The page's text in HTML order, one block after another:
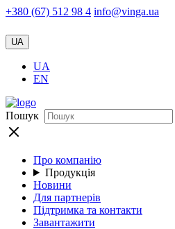
+380 (67) 512 98 4 info@vinga.ua
UA
UA
EN
Пошук
Про компанію
Продукція
Новини
Для партнерів
Підтримка та контакти
Завантажити